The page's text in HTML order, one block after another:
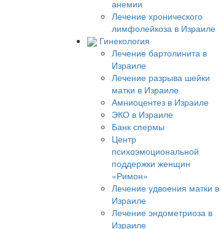
анемии
Лечение хронического
лимфолейкоза в Израиле
Гинекология
Лечение бартолинита в
Израиле
Лечение разрыва шейки
матки в Израиле
Амниоцентез в Израиле
ЭКО в Израиле
Банк спермы
Центр
психоэмоциональной
поддержки женщин
«Римон»
Лечение удвоения матки в
Израиле
Лечение эндометриоза в
Израиле